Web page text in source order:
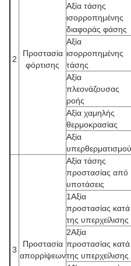
2
Προστασία
φόρτισης
Αξία τάσης
ισορροπημένης
διαφοράς φάσης
Αξία
ισορροπημένης
τάσης
Αξία
πλεονάζουσας
ροής
Αξία χαμηλής
θερμοκρασίας
Αξία
υπερθερματισμού
3
Προστασία
απορρίψεων
Αξία τάσης
προστασίας από
υποτάσεις
1Αξία
προστασίας κατά
της υπερχείλισης
2Αξία
προστασίας κατά
της υπερχείλισης